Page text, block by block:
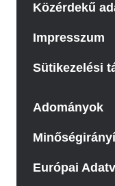
Közérdekű
Impresszum
Sütikezelési
Adományok
Európai